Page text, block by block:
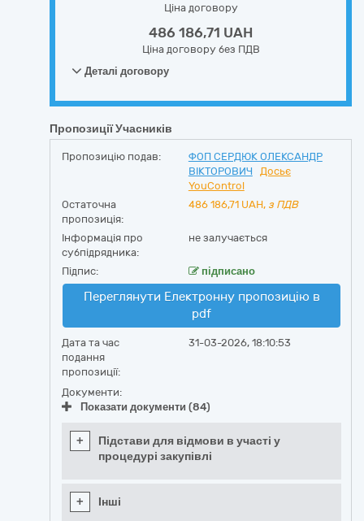
Ціна договору
486 186,71 UAH
Ціна договору без ПДВ
Деталі договору
Пропозиції Учасників
Пропозицію подав:
ФОП СЕРДЮК ОЛЕКСАНДР
ВІКТОРОВИЧ
Досьє
YouControl
Остаточна
пропозиція:
486 186,71 UAH, з ПДВ
Інформація про
субпідрядника:
не залучається
Підпис: підписано
Переглянути Електронну пропозицію в
pdf
Дата та час
подання
пропозиції:
31-03-2026, 18:10:53
Документи:
Показати документи (84)
+
Підстави для відмови в участі у
процедурі закупівлі
+ Інші